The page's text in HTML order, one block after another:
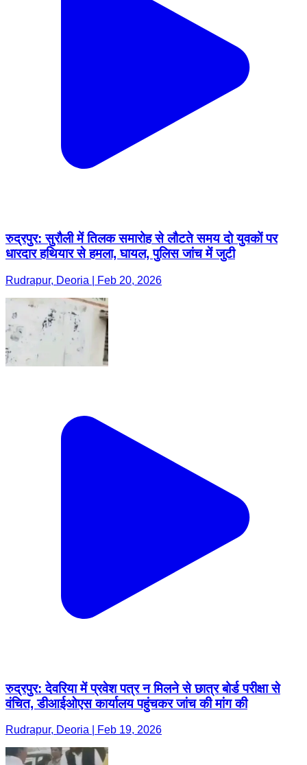
रुद्रपुर: सुरौली में तिलक समारोह से लौटते समय दो युवकों पर
धारदार हथियार से हमला, घायल, पुलिस जांच में जुटी
Rudrapur, Deoria | Feb 20, 2026
रुद्रपुर: देवरिया में प्रवेश पत्र न मिलने से छात्र बोर्ड परीक्षा से
वंचित, डीआईओएस कार्यालय पहुंचकर जांच की मांग की
Rudrapur, Deoria | Feb 19, 2026